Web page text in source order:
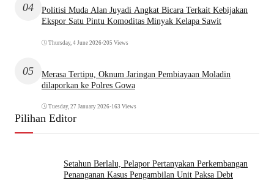
04
Politisi Muda Alan Juyadi Angkat Bicara Terkait Kebijakan
Ekspor Satu Pintu Komoditas Minyak Kelapa Sawit
Thursday, 4 June 2026•205 Views
05
Merasa Tertipu, Oknum Jaringan Pembiayaan Moladin
dilaporkan ke Polres Gowa
Tuesday, 27 January 2026•163 Views
Pilihan Editor
Setahun Berlalu, Pelapor Pertanyakan Perkembangan
Penanganan Kasus Pengambilan Unit Paksa Debt